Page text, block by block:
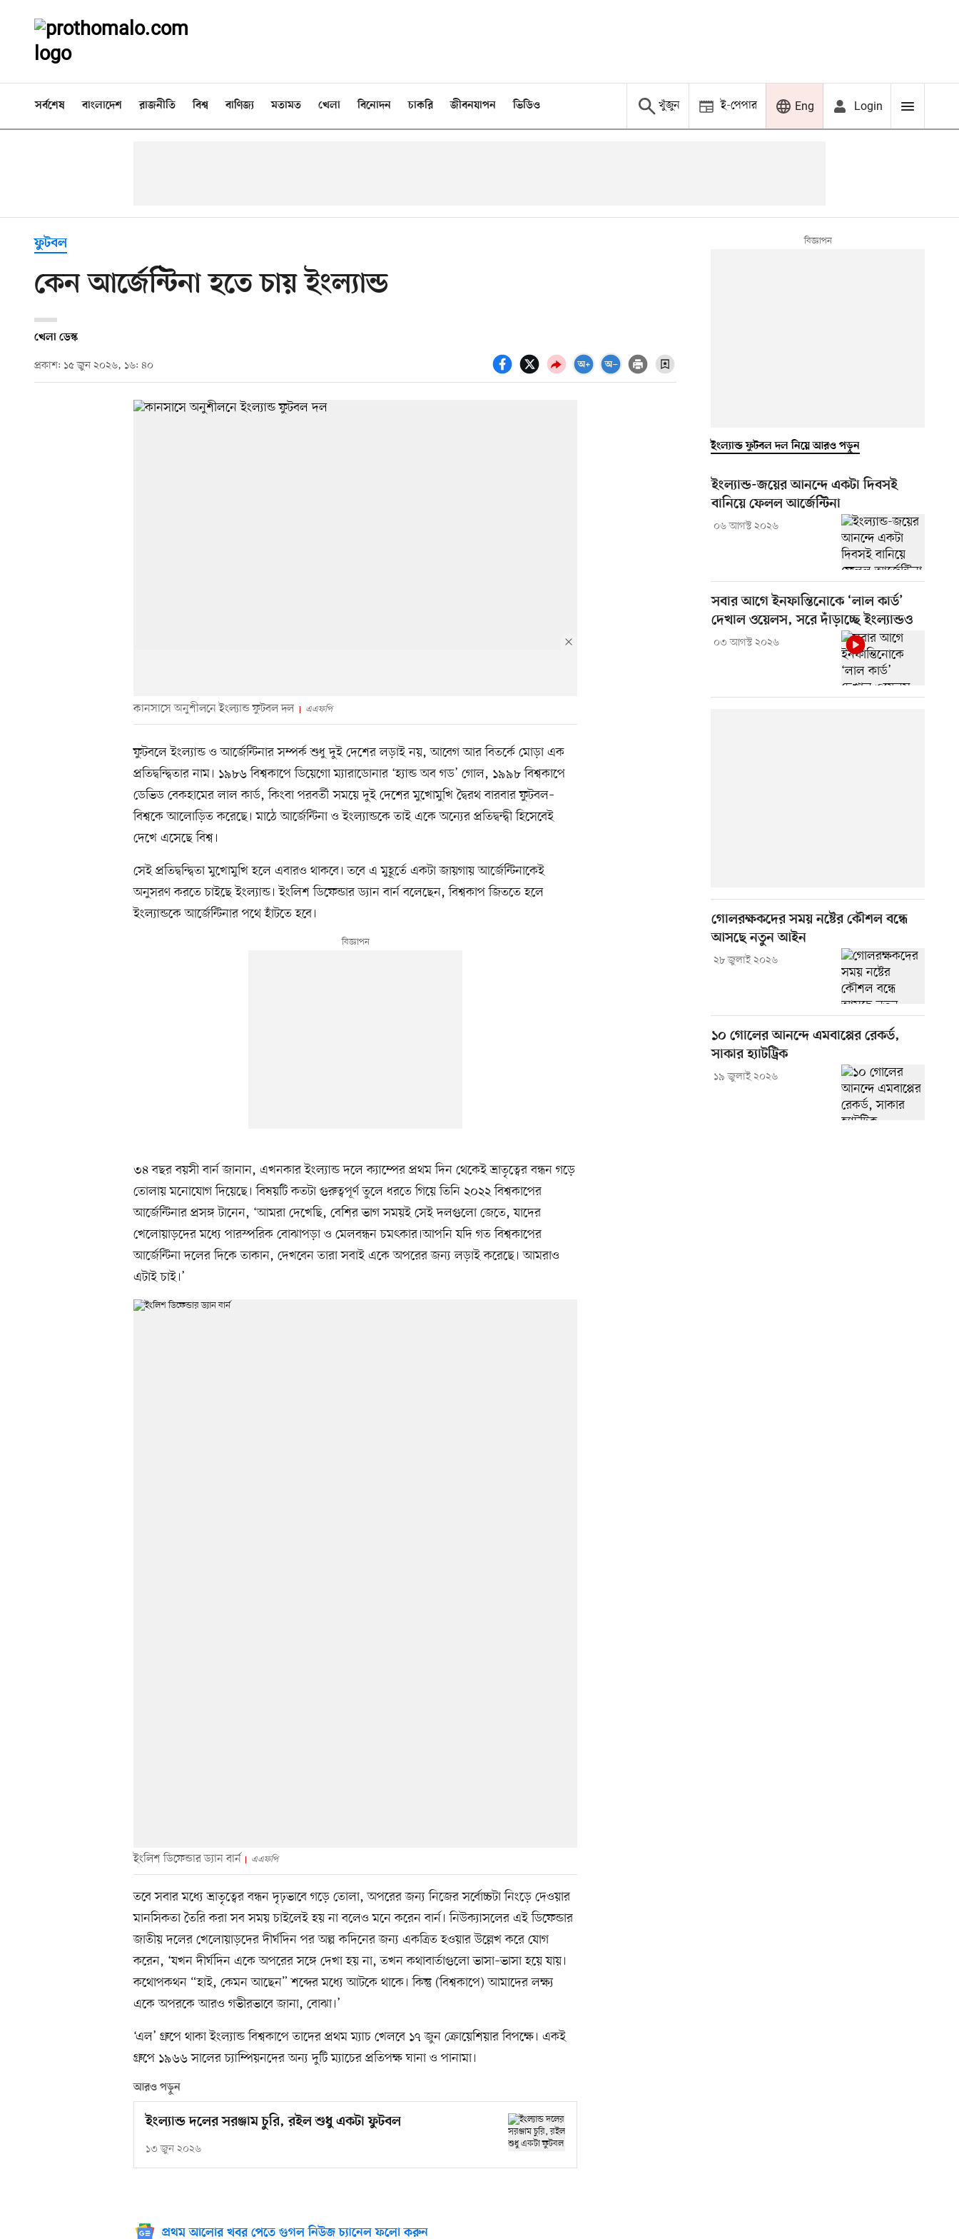
সর্বশেষ বাংলাদেশ রাজনীতি বিশ্ব বাণিজ্য মতামত খেলা বিনোদন চাকরি জীবনযাপন ভিডিও খুঁজুন ই-পেপার Eng Login
ফুটবল
কেন আর্জেন্টিনা হতে চায় ইংল্যান্ড
খেলা ডেস্ক
প্রকাশ: ১৫ জুন ২০২৬, ১৬: ৪০
কানসাসে অনুশীলনে ইংল্যান্ড ফুটবল দল এএফপি
ফুটবলে ইংল্যান্ড ও আর্জেন্টিনার সম্পর্ক শুধু দুই দেশের লড়াই নয়, আবেগ আর বিতর্কে মোড়া এক
প্রতিদ্বন্দ্বিতার নাম। ১৯৮৬ বিশ্বকাপে ডিয়েগো ম্যারাডোনার ‘হ্যান্ড অব গড’ গোল, ১৯৯৮ বিশ্বকাপে
ডেভিড বেকহামের লাল কার্ড, কিংবা পরবর্তী সময়ে দুই দেশের মুখোমুখি দ্বৈরথ বারবার ফুটবল–
বিশ্বকে আলোড়িত করেছে। মাঠে আর্জেন্টিনা ও ইংল্যান্ডকে তাই একে অন্যের প্রতিদ্বন্দ্বী হিসেবেই
দেখে এসেছে বিশ্ব।
সেই প্রতিদ্বন্দ্বিতা মুখোমুখি হলে এবারও থাকবে। তবে এ মুহূর্তে একটা জায়গায় আর্জেন্টিনাকেই
অনুসরণ করতে চাইছে ইংল্যান্ড। ইংলিশ ডিফেন্ডার ড্যান বার্ন বলেছেন, বিশ্বকাপ জিততে হলে
ইংল্যান্ডকে আর্জেন্টিনার পথে হাঁটতে হবে।
৩৪ বছর বয়সী বার্ন জানান, এখনকার ইংল্যান্ড দলে ক্যাম্পের প্রথম দিন থেকেই ভ্রাতৃত্বের বন্ধন গড়ে
তোলায় মনোযোগ দিয়েছে। বিষয়টি কতটা গুরুত্বপূর্ণ তুলে ধরতে গিয়ে তিনি ২০২২ বিশ্বকাপের
আর্জেন্টিনার প্রসঙ্গ টানেন, ‘আমরা দেখেছি, বেশির ভাগ সময়ই সেই দলগুলো জেতে, যাদের
খেলোয়াড়দের মধ্যে পারস্পরিক বোঝাপড়া ও মেলবন্ধন চমৎকার।আপনি যদি গত বিশ্বকাপের
আর্জেন্টিনা দলের দিকে তাকান, দেখবেন তারা সবাই একে অপরের জন্য লড়াই করেছে। আমরাও
এটাই চাই।’
ইংলিশ ডিফেন্ডার ড্যান বার্ন এএফপি
তবে সবার মধ্যে ভ্রাতৃত্বের বন্ধন দৃঢ়ভাবে গড়ে তোলা, অপরের জন্য নিজের সর্বোচ্চটা নিংড়ে দেওয়ার
মানসিকতা তৈরি করা সব সময় চাইলেই হয় না বলেও মনে করেন বার্ন। নিউক্যাসলের এই ডিফেন্ডার
জাতীয় দলের খেলোয়াড়দের দীর্ঘদিন পর অল্প কদিনের জন্য একত্রিত হওয়ার উল্লেখ করে যোগ
করেন, ‘যখন দীর্ঘদিন একে অপরের সঙ্গে দেখা হয় না, তখন কথাবার্তাগুলো ভাসা–ভাসা হয়ে যায়।
কথোপকথন “হাই, কেমন আছেন” শব্দের মধ্যে আটকে থাকে। কিন্তু (বিশ্বকাপে) আমাদের লক্ষ্য
একে অপরকে আরও গভীরভাবে জানা, বোঝা।’
‘এল’ গ্রুপে থাকা ইংল্যান্ড বিশ্বকাপে তাদের প্রথম ম্যাচ খেলবে ১৭ জুন ক্রোয়েশিয়ার বিপক্ষে। একই
গ্রুপে ১৯৬৬ সালের চ্যাম্পিয়নদের অন্য দুটি ম্যাচের প্রতিপক্ষ ঘানা ও পানামা।
আরও পড়ুন
ইংল্যান্ড দলের সরঞ্জাম চুরি, রইল শুধু একটা ফুটবল
১৩ জুন ২০২৬
প্রথম আলোর খবর পেতে গুগল নিউজ চ্যানেল ফলো করুন
ইংল্যান্ড ফুটবল দল নিয়ে আরও পড়ুন
ইংল্যান্ড-জয়ের আনন্দে একটা দিবসই
বানিয়ে ফেলল আর্জেন্টিনা
০৬ আগস্ট ২০২৬
সবার আগে ইনফান্তিনোকে ‘লাল কার্ড’
দেখাল ওয়েলস, সরে দাঁড়াচ্ছে ইংল্যান্ডও
০৩ আগস্ট ২০২৬
গোলরক্ষকদের সময় নষ্টের কৌশল বন্ধে
আসছে নতুন আইন
২৮ জুলাই ২০২৬
১০ গোলের আনন্দে এমবাপ্পের রেকর্ড,
সাকার হ্যাটট্রিক
১৯ জুলাই ২০২৬